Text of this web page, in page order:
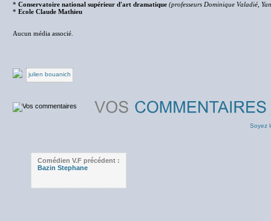
* Conservatoire national supérieur d'art dramatique (professeurs Dominique Valadié,
* Ecole Claude Mathieu
Aucun média associé.
julien bouanich
Soyez
Comédien V.F précédent :
Bazin Stephane